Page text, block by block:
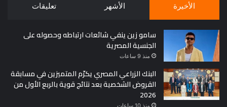
الأخيرة الأشهر تعليقات
سامو زين ينفي شائعات ارتباطه وحصوله على
الجنسية المصرية
منذ 9 ساعات
البنك الزراعي المصري يكرّم المتميزين في مسابقة
القروض الشخصية بعد نتائج قوية بالربع الأول من
2026
منذ 10 ساعات